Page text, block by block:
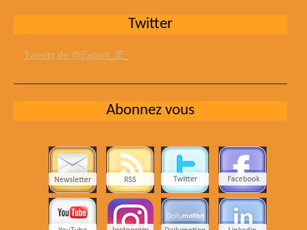
Twitter
Tweets de @Expert_IE_
Abonnez vous